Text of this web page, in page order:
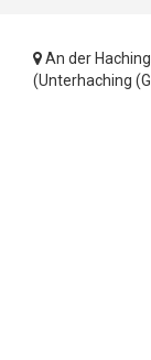
An der
(Unterhaching